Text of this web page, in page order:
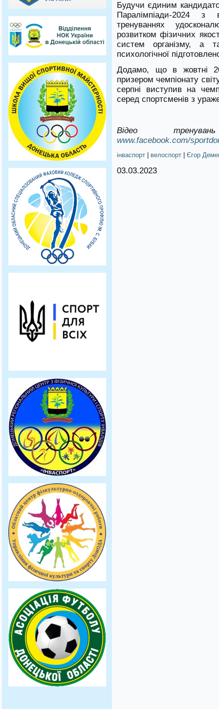
Будучи єдиним
Паралімпіади-2024 з
тренуваннях
розвитком фізичних
систем організму, а
психологічної
Додамо, що в жовтні
призером чемпіонату
серпні виступив на
серед спортсменів з
Відео
www.facebook.com/
інваспорт велоспорт Єгор
03.03.2023